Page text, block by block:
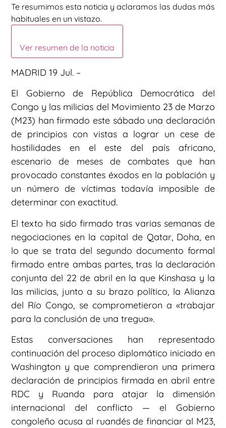
Te resumimos esta noticia y aclaramos las dudas más
habituales en un vistazo.
Ver resumen de la noticia
MADRID 19 Jul. –
El Gobierno de República Democrática del
Congo y las milicias del Movimiento 23 de Marzo
(M23) han firmado este sábado una declaración
de principios con vistas a lograr un cese de
hostilidades en el este del país africano,
escenario de meses de combates que han
provocado constantes éxodos en la población y
un número de víctimas todavía imposible de
determinar con exactitud.
El texto ha sido firmado tras varias semanas de
negociaciones en la capital de Qatar, Doha, en
lo que se trata del segundo documento formal
firmado entre ambas partes, tras la declaración
conjunta del 22 de abril en la que Kinshasa y la
las milicias, junto a su brazo político, la Alianza
del Río Congo, se comprometieron a «trabajar
para la conclusión de una tregua».
Estas conversaciones han representado
continuación del proceso diplomático iniciado en
Washington y que comprendieron una primera
declaración de principios firmada en abril entre
RDC y Ruanda para atajar la dimensión
internacional del conflicto — el Gobierno
congoleño acusa al ruandés de financiar al M23,